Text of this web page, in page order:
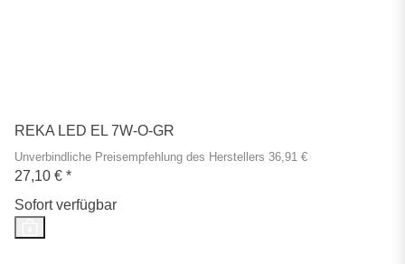
REKA LED EL 7W-O-GR
Unverbindliche Preisempfehlung des Herstellers 36,91 €
27,10 € *
Sofort verfügbar